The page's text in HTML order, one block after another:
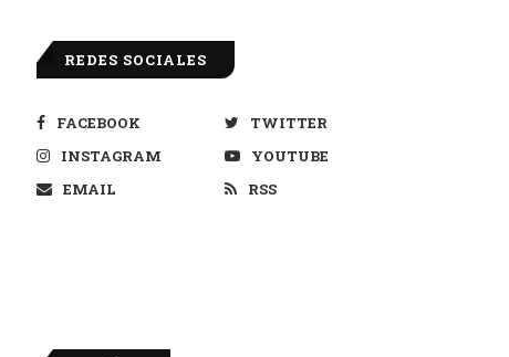
REDES SOCIALES
FACEBOOK
TWITTER
INSTAGRAM
YOUTUBE
EMAIL
RSS